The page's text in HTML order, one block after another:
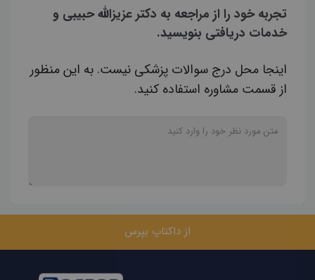
تجربه خود را از مراجعه به دکتر عزیزالله حبیبی و
خدمات دریافتی بنویسید.
اینجا محل درج سوالات پزشکی نیست. به این منظور
از قسمت مشاوره استفاده کنید.
از داکتاپ بپرس